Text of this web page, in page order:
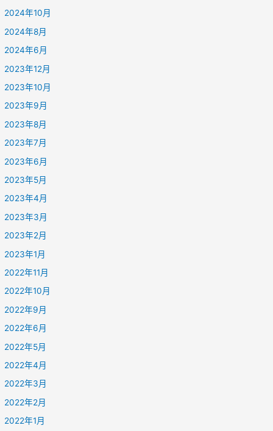
2024年10月
2024年8月
2024年6月
2023年12月
2023年10月
2023年9月
2023年8月
2023年7月
2023年6月
2023年5月
2023年4月
2023年3月
2023年2月
2023年1月
2022年11月
2022年10月
2022年9月
2022年6月
2022年5月
2022年4月
2022年3月
2022年2月
2022年1月